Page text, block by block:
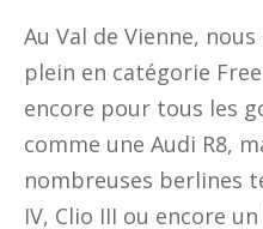
Au Val de Vienne,
plein en catégorie
encore pour tous les
comme une Audi R8,
nombreuses berlines
IV, Clio III ou encore